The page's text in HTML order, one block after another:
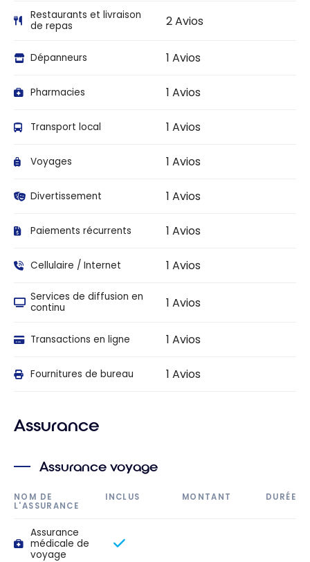
Restaurants et livraison
de repas
2 Avios
Dépanneurs 1 Avios
Pharmacies 1 Avios
Transport local 1 Avios
Voyages 1 Avios
Divertissement 1 Avios
Paiements récurrents 1 Avios
Cellulaire / Internet 1 Avios
Services de diffusion en
continu
1 Avios
Transactions en ligne 1 Avios
Fournitures de bureau 1 Avios
Assurance
Assurance voyage
NOM DE
L'ASSURANCE
INCLUS MONTANT DURÉE
Assurance
médicale de
voyage